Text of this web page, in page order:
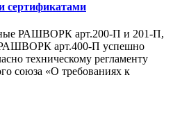
сертификатами
РАШВОРК арт.200-П и 201-П,
РАШВОРК арт.400-П успешно
техническому регламенту
союза «О требованиях к